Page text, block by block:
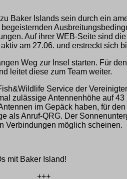
Baker Islands sein durch ein
Auf ihrer WEB-Seite sind
am 27.06. und erstreckt sich
Weg zur Insel starten. Für
leitet diese zum Team weiter.
Service der
zulässige Antennenhöhe auf
im Gepäck haben, für
als Anruf-QRG. Der
Verbindungen möglich scheinen.
mit Baker Island!
+++